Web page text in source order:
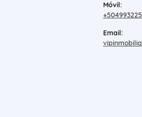
Móvil:
Email: